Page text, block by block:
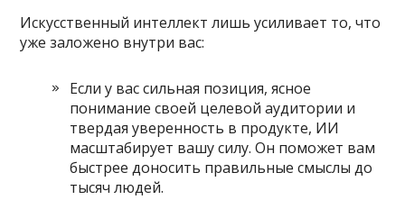
Искусственный интеллект лишь усиливает то, что
уже заложено внутри вас:
Если у вас сильная позиция, ясное
понимание своей целевой аудитории и
твердая уверенность в продукте, ИИ
масштабирует вашу силу. Он поможет вам
быстрее доносить правильные смыслы до
тысяч людей.